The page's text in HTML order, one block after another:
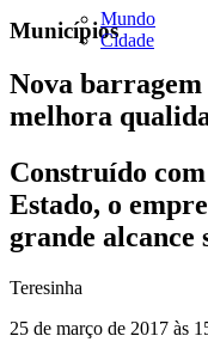
Mundo
Cidade
Municípios
Nova barragem
melhora
Construído
Estado, o
grande alcance
Teresinha
25 de março de 2017 às